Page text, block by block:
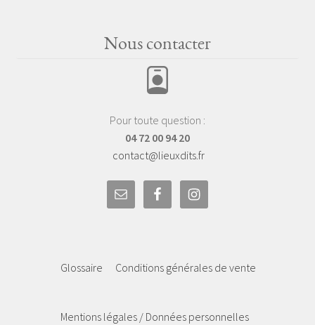
Nous contacter
Pour toute question :
04 72 00 94 20
contact@lieuxdits.fr
Glossaire Conditions générales de vente
Mentions légales / Données personnelles